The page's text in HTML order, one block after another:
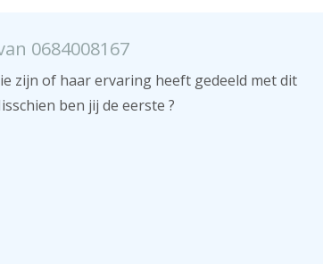
0684008167
zijn of haar ervaring heeft gedeeld met dit
ben jij de eerste ?